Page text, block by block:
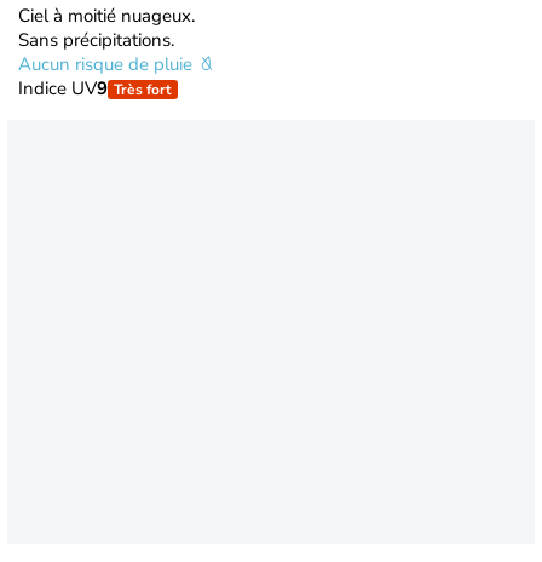
Ciel à moitié nuageux.
Sans précipitations.
Aucun risque de pluie
Indice UV9 Très fort